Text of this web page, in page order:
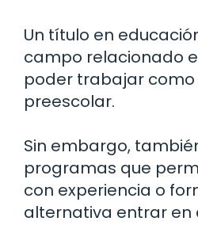
Un título en
campo relacionado
poder trabajar
preescolar.
Sin embargo,
programas que
con experiencia o
alternativa entrar en